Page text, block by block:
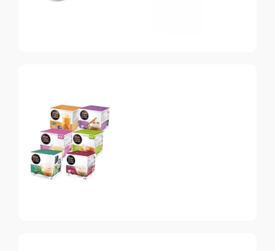
Топ-10 капсул для
системы Nespresso
Vertuo